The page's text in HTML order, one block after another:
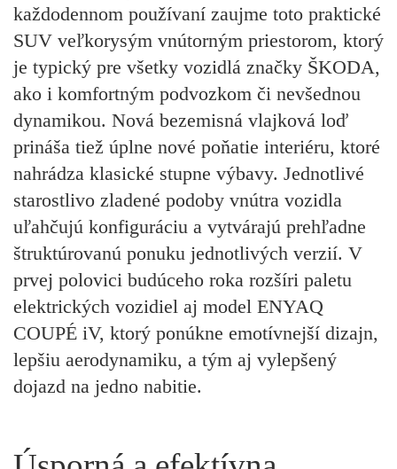
každodennom používaní zaujme toto praktické
SUV veľkorysým vnútorným priestorom, ktorý
je typický pre všetky vozidlá značky ŠKODA,
ako i komfortným podvozkom či nevšednou
dynamikou. Nová bezemisná vlajková loď
prináša tiež úplne nové poňatie interiéru, ktoré
nahrádza klasické stupne výbavy. Jednotlivé
starostlivo zladené podoby vnútra vozidla
uľahčujú konfiguráciu a vytvárajú prehľadne
štruktúrovanú ponuku jednotlivých verzií. V
prvej polovici budúceho roka rozšíri paletu
elektrických vozidiel aj model ENYAQ
COUPÉ iV, ktorý ponúkne emotívnejší dizajn,
lepšiu aerodynamiku, a tým aj vylepšený
dojazd na jedno nabitie.